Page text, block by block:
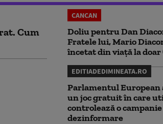
Cum
CANCAN
Doliu pentru Dan
Fratele lui, Mario
încetat din viață la doar
EDITIADEDIMINEATA.RO
Parlamentul European
un joc gratuit în care
controlează o
dezinformare